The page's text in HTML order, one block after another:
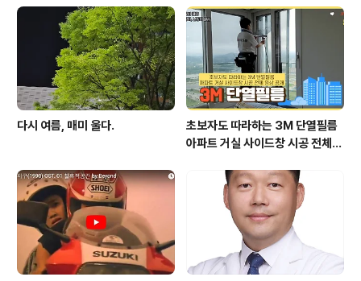
다시 여름, 매미 울다.
초보자도 따라하는 3M 단열필름
아파트 거실 사이드창 시공 전체